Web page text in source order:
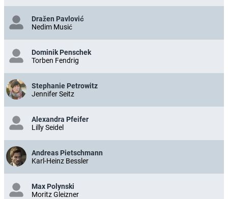
Dražen Pavlović
Nedim Musić
Dominik Penschek
Torben Fendrig
Stephanie Petrowitz
Jennifer Seitz
Alexandra Pfeifer
Lilly Seidel
Andreas Pietschmann
Karl-Heinz Bessler
Max Polynski
Moritz Gleizner